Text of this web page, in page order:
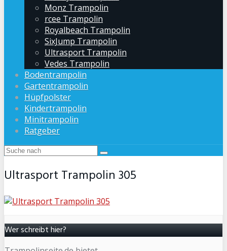
Monz Trampolin
rcee Trampolin
Royalbeach Trampolin
SixJump Trampolin
Ultrasport Trampolin
Vedes Trampolin
Bodentrampolin
Gartentrampolin
Hüpfpolster
Kindertrampolin
Minitrampolin
Ratgeber
Ultrasport Trampolin 305
Wer schreibt hier?